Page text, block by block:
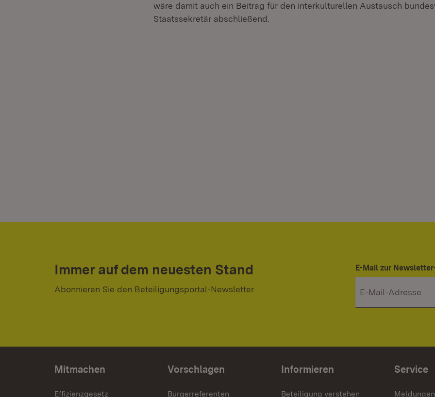
wäre damit auch ein Beitrag für den interkulturellen Austausch
Staatssekretär abschließend.
Immer auf dem neuesten Stand
Abonnieren Sie den Beteiligungsportal-Newsletter.
E-Mail zur
Mitmachen
Effizienzgesetz
Vorschlagen
Bürgerreferenten
Informieren
Beteiligung verstehen
Service
Meldungen